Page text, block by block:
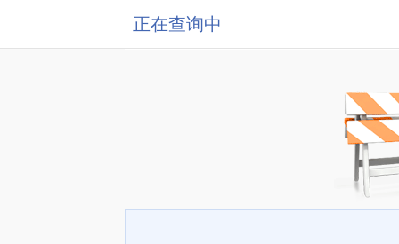
正在查询中